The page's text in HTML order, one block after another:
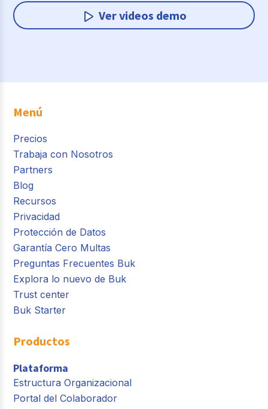
Ver videos demo
Menú
Precios
Trabaja con Nosotros
Partners
Blog
Recursos
Privacidad
Protección de Datos
Garantía Cero Multas
Preguntas Frecuentes Buk
Explora lo nuevo de Buk
Trust center
Buk Starter
Productos
Plataforma
Estructura Organizacional
Portal del Colaborador